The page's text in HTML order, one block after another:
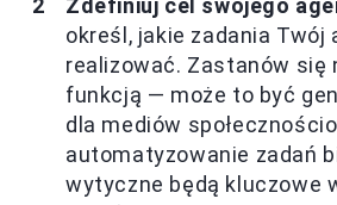
określ, jakie zadania Twój
realizować. Zastanów się
funkcją — może to być
dla mediów
automatyzowanie zadań
wytyczne będą kluczowe